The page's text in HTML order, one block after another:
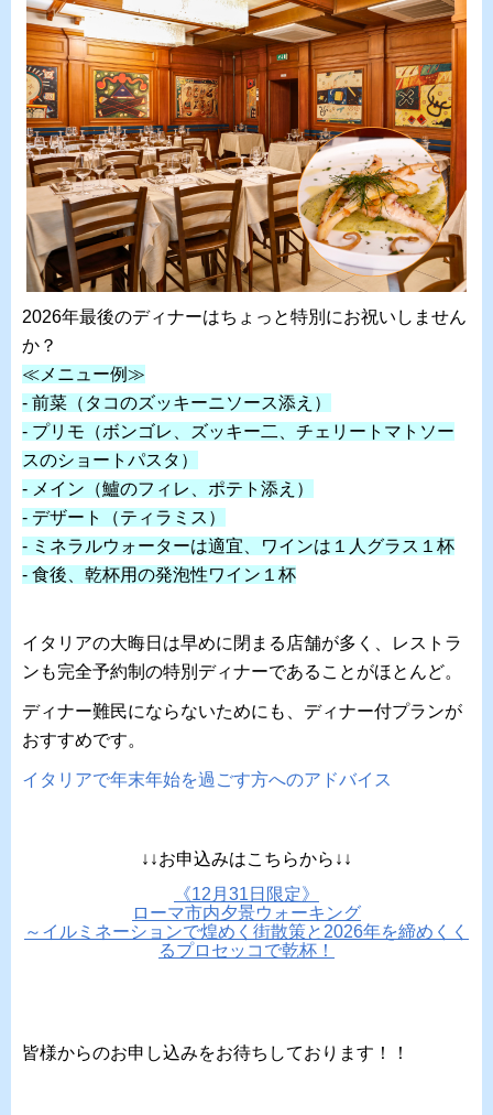
2026年最後のディナーはちょっと特別にお祝いしません
か？
≪メニュー例≫
- 前菜（タコのズッキーニソース添え）
- プリモ（ボンゴレ、ズッキー二、チェリートマトソー
スのショートパスタ）
- メイン（鱸のフィレ、ポテト添え）
- デザート（ティラミス）
- ミネラルウォーターは適宜、ワインは１人グラス１杯
- 食後、乾杯用の発泡性ワイン１杯
イタリアの大晦日は早めに閉まる店舗が多く、レストラ
ンも完全予約制の特別ディナーであることがほとんど。
ディナー難民にならないためにも、ディナー付プランが
おすすめです。
イタリアで年末年始を過ごす方へのアドバイス
↓↓お申込みはこちらから↓↓
《12月31日限定》
ローマ市内夕景ウォーキング
～イルミネーションで煌めく街散策と2026年を締めくく
るプロセッコで乾杯！
皆様からのお申し込みをお待ちしております！！